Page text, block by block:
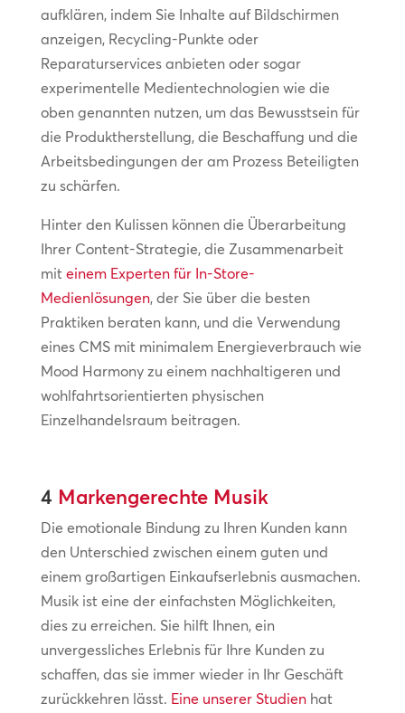
aufklären, indem Sie Inhalte auf Bildschirmen
anzeigen, Recycling-Punkte oder
Reparaturservices anbieten oder sogar
experimentelle Medientechnologien wie die
oben genannten nutzen, um das Bewusstsein für
die Produktherstellung, die Beschaffung und die
Arbeitsbedingungen der am Prozess Beteiligten
zu schärfen.
Hinter den Kulissen können die Überarbeitung
Ihrer Content-Strategie, die Zusammenarbeit
mit einem Experten für In-Store-
Medienlösungen, der Sie über die besten
Praktiken beraten kann, und die Verwendung
eines CMS mit minimalem Energieverbrauch wie
Mood Harmony zu einem nachhaltigeren und
wohlfahrtsorientierten physischen
Einzelhandelsraum beitragen.
4 Markengerechte Musik
Die emotionale Bindung zu Ihren Kunden kann
den Unterschied zwischen einem guten und
einem großartigen Einkaufserlebnis ausmachen.
Musik ist eine der einfachsten Möglichkeiten,
dies zu erreichen. Sie hilft Ihnen, ein
unvergessliches Erlebnis für Ihre Kunden zu
schaffen, das sie immer wieder in Ihr Geschäft
zurückkehren lässt. Eine unserer Studienhat